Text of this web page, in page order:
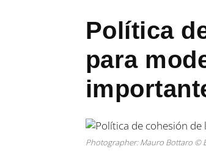
Política
para
Photographer: Mauro Bottaro ©